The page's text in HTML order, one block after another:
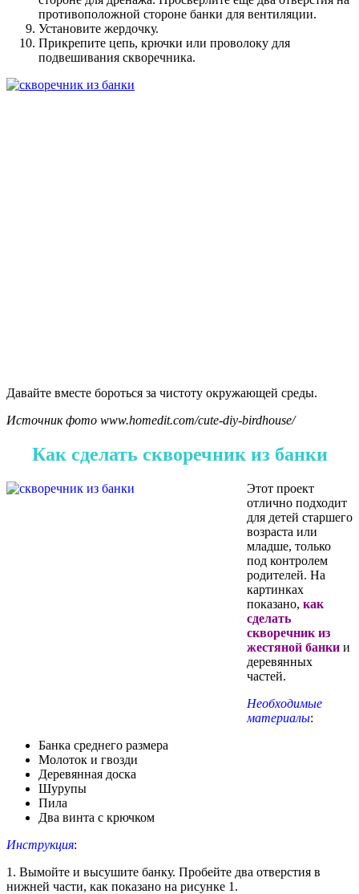
противоположной стороне банки для вентиляции.
Установите жердочку.
Прикрепите цепь, крючки или проволоку для
подвешивания скворечника.
Давайте вместе бороться за чистоту окружающей среды.
Источник фото www.homedit.com/cute-diy-birdhouse/
Как сделать скворечник из банки
Этот проект
отлично подходит
для детей старшего
возраста или
младше, только
под контролем
родителей. На
картинках
показано, как
сделать
скворечник из
жестяной банки и
деревянных
частей.
Необходимые
материалы:
Банка среднего размера
Молоток и гвозди
Деревянная доска
Шурупы
Пила
Два винта с крючком
Инструкция:
1. Вымойте и высушите банку. Пробейте два отверстия в
нижней части, как показано на рисунке 1.